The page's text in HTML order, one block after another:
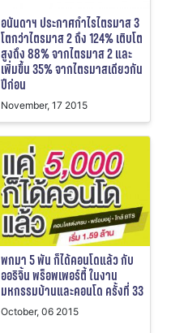
อนันดาฯ ประกาศกำไรไตรมาส 3
โตกว่าไตรมาส 2 ถึง 124% เติบโต
สูงถึง 88% จากไตรมาส 2 และ
เพิ่มขึ้น 35% จากไตรมาสเดียวกัน
ปีก่อน
November, 17 2015
พกมา 5 พัน ก็ได้คอนโดแล้ว กับ
ออริจิ้น พร็อพเพอร์ตี้ ในงาน
มหกรรมบ้านและคอนโด ครั้งที่ 33
October, 06 2015